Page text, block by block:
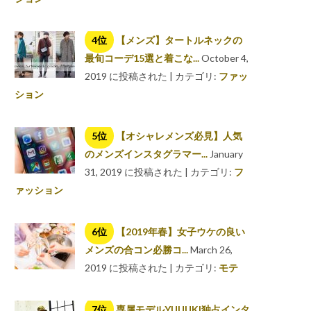
【メンズ】タートルネックの
最旬コーデ15選と着こな...October 4,
2019 に投稿された | カテゴリ: ファッ
ション
【オシャレメンズ必見】人気
のメンズインスタグラマー... January
31, 2019 に投稿された | カテゴリ: フ
ァッション
【2019年春】女子ウケの良い
メンズの合コン必勝コ...March 26,
2019 に投稿された | カテゴリ: モテ